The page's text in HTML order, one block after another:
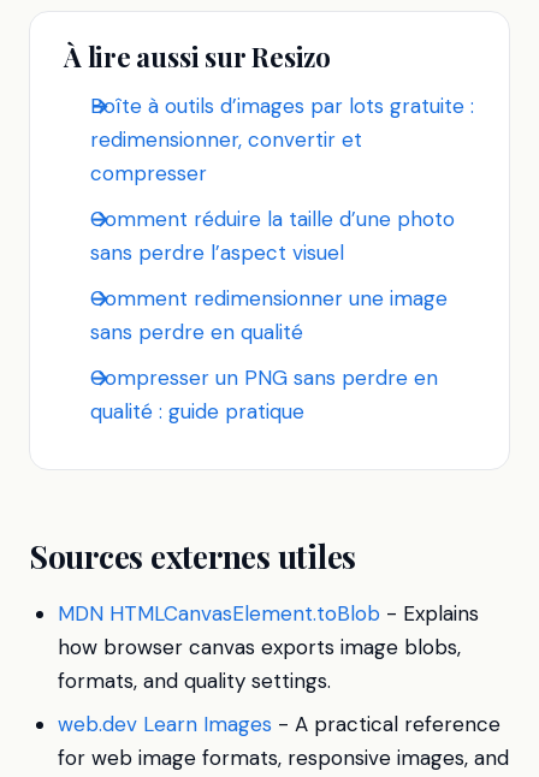
À lire aussi sur Resizo
Boîte à outils d’images par lots gratuite :
redimensionner, convertir et
compresser
Comment réduire la taille d’une photo
sans perdre l’aspect visuel
Comment redimensionner une image
sans perdre en qualité
Compresser un PNG sans perdre en
qualité : guide pratique
Sources externes utiles
MDN HTMLCanvasElement.toBlob - Explains
how browser canvas exports image blobs,
formats, and quality settings.
web.dev Learn Images - A practical reference
for web image formats, responsive images, and